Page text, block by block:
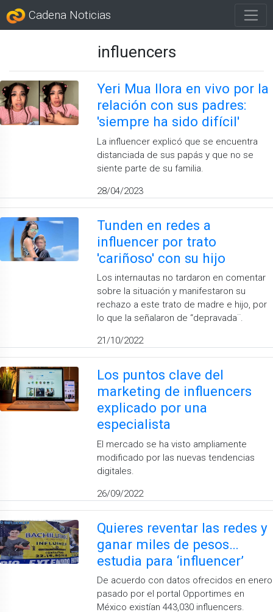
Cadena Noticias
influencers
Yeri Mua llora en vivo por la
relación con sus padres:
'siempre ha sido difícil'
La influencer explicó que se encuentra
distanciada de sus papás y que no se
siente parte de su familia.
28/04/2023
Tunden en redes a
influencer por trato
'cariñoso' con su hijo
Los internautas no tardaron en comentar
sobre la situación y manifestaron su
rechazo a este trato de madre e hijo, por
lo que la señalaron de “depravada¨.
21/10/2022
Los puntos clave del
marketing de influencers
explicado por una
especialista
El mercado se ha visto ampliamente
modificado por las nuevas tendencias
digitales.
26/09/2022
Quieres reventar las redes y
ganar miles de pesos…
estudia para ‘influencer’
De acuerdo con datos ofrecidos en enero
pasado por el portal Opportimes en
México existían 443,030 influencers.